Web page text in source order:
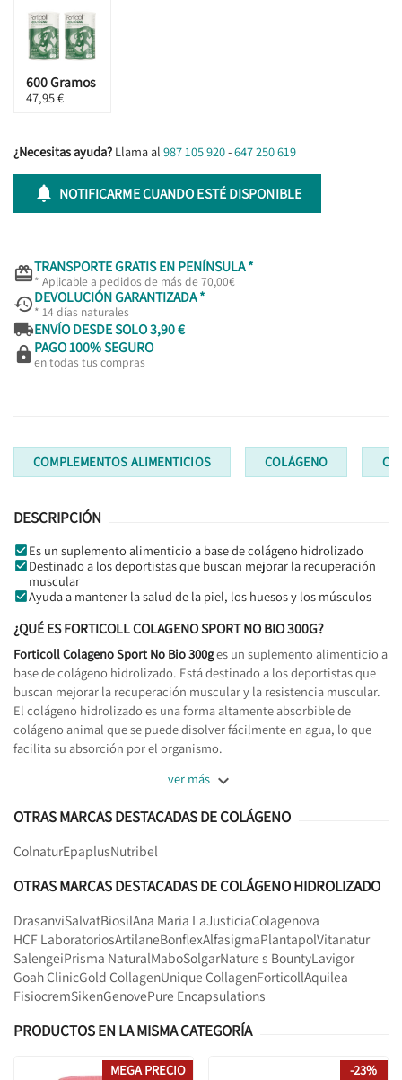
600 Gramos
47,95 €
¿Necesitas ayuda? Llama al 987 105 920-647 250 619
 NOTIFICARME CUANDO ESTÉ DISPONIBLE
TRANSPORTE GRATIS EN PENÍNSULA *
* Aplicable a pedidos de más de 70,00€
DEVOLUCIÓN GARANTIZADA *
* 14 días naturales
ENVÍO DESDE SOLO 3,90 €
 PAGO 100% SEGURO
en todas tus compras
COMPLEMENTOS ALIMENTICIOS COLÁGENO
DESCRIPCIÓN
Es un suplemento alimenticio a base de colágeno hidrolizado
Destinado a los deportistas que buscan mejorar la recuperación
muscular
Ayuda a mantener la salud de la piel, los huesos y los músculos
¿QUÉ ES FORTICOLL COLAGENO SPORT NO BIO 300G?
Forticoll Colageno Sport No Bio 300ges un suplemento alimenticio a
base de colágeno hidrolizado. Está destinado a los deportistas que
buscan mejorar la recuperación muscular y la resistencia muscular.
El colágeno hidrolizado es una forma altamente absorbible de
colágeno animal que se puede disolver fácilmente en agua, lo que
facilita su absorción por el organismo.
ver más 
OTRAS MARCAS DESTACADAS DE COLÁGENO
ColnaturEpaplusNutribel
OTRAS MARCAS DESTACADAS DE COLÁGENO HIDROLIZADO
DrasanviSalvatBiosilAna Maria LaJusticiaColagenova
HCF LaboratoriosArtilaneBonflexAlfasigmaPlantapolVitanatur
SalengeiPrisma NaturalMaboSolgarNature s BountyLavigor
Goah ClinicGold CollagenUnique CollagenForticollAquilea
FisiocremSikenGenovePure Encapsulations
PRODUCTOS EN LA MISMA CATEGORÍA
MEGA PRECIO -23%